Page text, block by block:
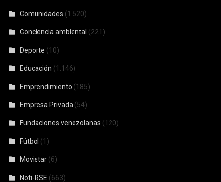
Comunidades (1.520)
Conciencia ambiental (221)
Deporte (10)
Educación (1.146)
Emprendimiento (185)
Empresa Privada (54)
Fundaciones venezolanas (120)
Fútbol (1)
Movistar (6)
Noti-RSE (663)